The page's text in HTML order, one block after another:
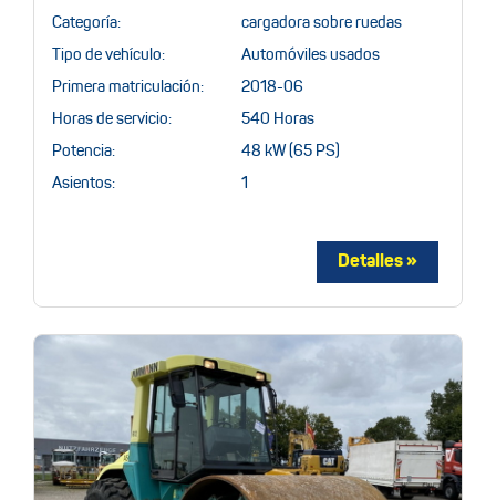
Categoría: cargadora sobre ruedas
Tipo de vehículo: Automóviles usados
Primera matriculación: 2018-06
Horas de servicio: 540 Horas
Potencia: 48 kW (65 PS)
Asientos: 1